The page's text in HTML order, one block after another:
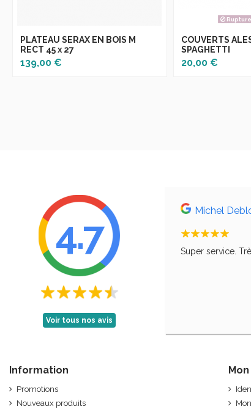
PLATEAU SERAX EN BOIS M
RECT 45 x 27
139,00 €
COUVERTS
SPAGHETTI
20,00 €
4.7
Voir tous nos avis
le disait ma grand-mère, qu'il faut
Michel
Super service.
Information
Promotions
Nouveaux produits